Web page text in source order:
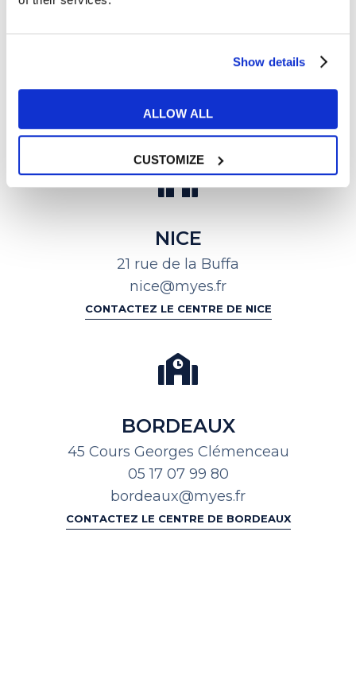
Show details
ALLOW ALL
CUSTOMIZE
CONTACTEZ LE CENTRE DE PARIS OPÉRA
NICE
21 rue de la Buffa
nice@myes.fr
CONTACTEZ LE CENTRE DE NICE
BORDEAUX
45 Cours Georges Clémenceau
05 17 07 99 80
bordeaux@myes.fr
CONTACTEZ LE CENTRE DE BORDEAUX